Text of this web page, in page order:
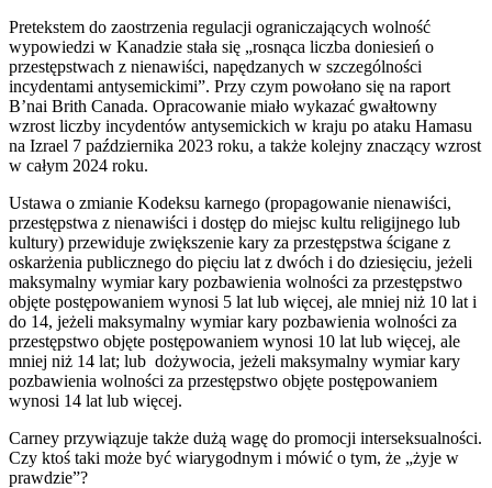
Pretekstem do zaostrzenia regulacji ograniczających wolność
wypowiedzi w Kanadzie stała się „rosnąca liczba doniesień o
przestępstwach z nienawiści, napędzanych w szczególności
incydentami antysemickimi”. Przy czym powołano się na raport
B’nai Brith Canada. Opracowanie miało wykazać gwałtowny
wzrost liczby incydentów antysemickich w kraju po ataku Hamasu
na Izrael 7 października 2023 roku, a także kolejny znaczący wzrost
w całym 2024 roku.
Ustawa o zmianie Kodeksu karnego (propagowanie nienawiści,
przestępstwa z nienawiści i dostęp do miejsc kultu religijnego lub
kultury) przewiduje zwiększenie kary za przestępstwa ścigane z
oskarżenia publicznego do pięciu lat z dwóch i do dziesięciu, jeżeli
maksymalny wymiar kary pozbawienia wolności za przestępstwo
objęte postępowaniem wynosi 5 lat lub więcej, ale mniej niż 10 lat i
do 14, jeżeli maksymalny wymiar kary pozbawienia wolności za
przestępstwo objęte postępowaniem wynosi 10 lat lub więcej, ale
mniej niż 14 lat; lub dożywocia, jeżeli maksymalny wymiar kary
pozbawienia wolności za przestępstwo objęte postępowaniem
wynosi 14 lat lub więcej.
Carney przywiązuje także dużą wagę do promocji interseksualności.
Czy ktoś taki może być wiarygodnym i mówić o tym, że „żyje w
prawdzie”?